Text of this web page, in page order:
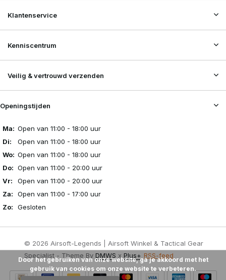
Klantenservice
Kenniscentrum
Veilig & vertrouwd verzenden
Openingstijden
Ma: Open van 11:00 - 18:00 uur
Di:
Open van 11:00 - 18:00 uur
Wo: Open van 11:00 - 18:00 uur
Do: Open van 11:00 - 20:00 uur
Vr:
Open van 11:00 - 20:00 uur
Za:
Open van 11:00 - 17:00 uur
Zo:
Gesloten
© 2026 Airsoft-Legends | Airsoft Winkel & Tactical Gear
Specialist - Theme By DMWS x Plus+ RSS-feed
Door het gebruiken van onze website, ga je akkoord met het
gebruik van cookies om onze website te verbeteren.